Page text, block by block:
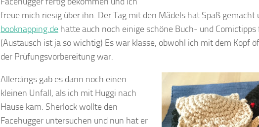
freue mich riesig über ihn. Der Tag mit den Mädels hat Spaß gemacht
booknapping.de hatte auch noch einige schöne Buch- und Comictipps
(Austausch ist ja so wichtig) Es war klasse, obwohl ich mit dem Kopf
der Prüfungsvorbereitung war.
Allerdings gab es dann noch einen
kleinen Unfall, als ich mit Huggi nach
Hause kam. Sherlock wollte den
Facehugger untersuchen und nun hat er